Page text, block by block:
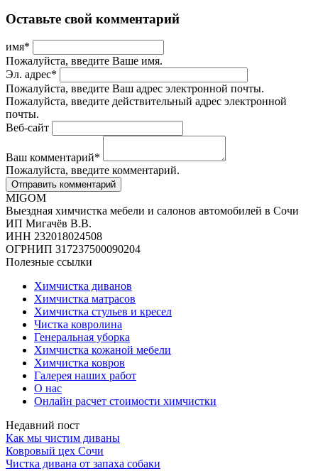
Оставьте свой комментарий
имя*
Пожалуйста, введите Ваше имя.
Эл. адрес*
Пожалуйста, введите Ваш адрес электронной почты.
Пожалуйста, введите действительный адрес электронной
почты.
Веб-сайт
Ваш комментарий*
Пожалуйста, введите комментарий.
MIGOM
Выездная химчистка мебели и салонов автомобилей в Сочи
ИП Мигачёв В.В.
ИНН 232018024508
ОГРНИП 317237500090204
Полезные ссылки
Химчистка диванов
Химчистка матрасов
Химчистка стульев и кресел
Чистка ковролина
Генеральная уборка
Химчистка кожаной мебели
Химчистка ковров
Галерея наших работ
О нас
Онлайн расчет стоимости химчистки
Недавний пост
Как мы чистим диваны
Ковровый цех Сочи
Чистка дивана от запаха собаки